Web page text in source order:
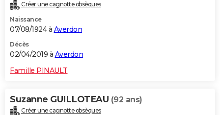
Créer une cagnotte obsèques
Naissance
07/08/1924 à Averdon
Décès
02/04/2019 à Averdon
Famille PINAULT
Suzanne GUILLOTEAU (92 ans)
Créer une cagnotte obsèques